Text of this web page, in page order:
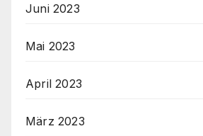
Juni 2023
Mai 2023
April 2023
März 2023